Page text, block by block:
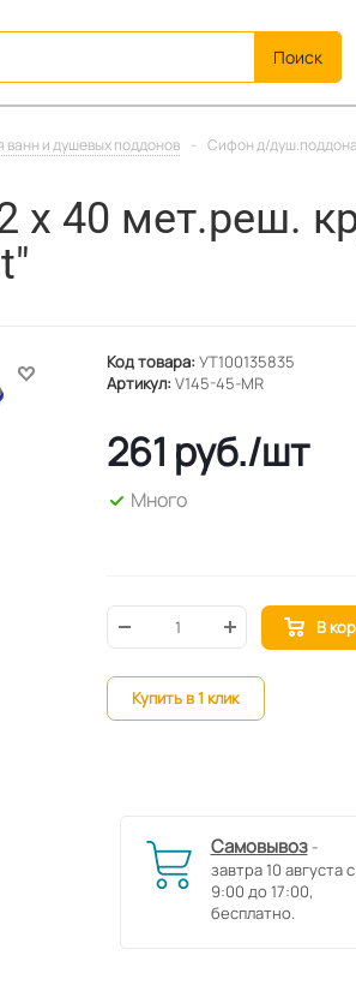
ванн и душевых поддонов - Сифон д/душ.поддона
40 мет.реш.
Код товара: УТ100135835
Артикул: V145-45-MR
261 руб./шт
Много
В
Купить в 1 клик
Самовывоз-
завтра 10 августа с
9:00 до 17:00,
бесплатно.